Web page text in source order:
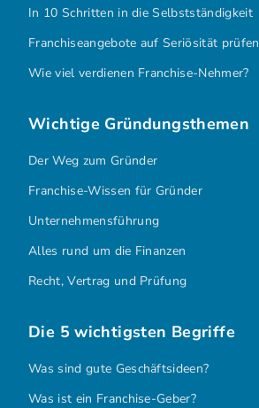
In 10 Schritten in die Selbstständigkeit
Franchiseangebote auf Seriösität prüfen
Wie viel verdienen Franchise-Nehmer?
Wichtige Gründungsthemen
Der Weg zum Gründer
Franchise-Wissen für Gründer
Unternehmensführung
Alles rund um die Finanzen
Recht, Vertrag und Prüfung
Die 5 wichtigsten Begriffe
Was sind gute Geschäftsideen?
Was ist ein Franchise-Geber?